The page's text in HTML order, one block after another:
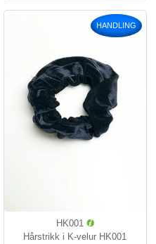
HANDLING
HK001
Hårstrikk i K-velur HK001